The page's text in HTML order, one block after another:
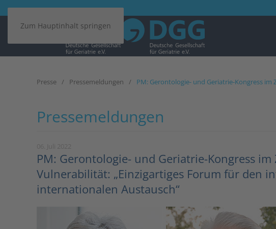
Zum Hauptinhalt springen
Presse Pressemeldungen PM: Gerontologie- und Geriatrie-Kongress
Pressemeldungen
PM: Gerontologie- und Geriatrie-Kongress
Vulnerabilität: „Einzigartiges Forum für den
internationalen Austausch“